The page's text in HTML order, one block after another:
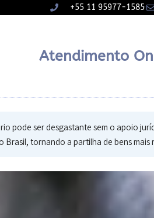
+55 11 95977-1585
Atendimento
pode ser desgastante sem o apoio
tornando a partilha de bens mais